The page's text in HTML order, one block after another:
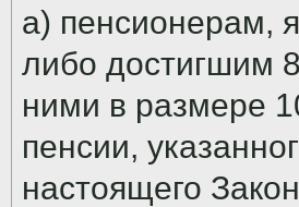
а) пенсионерам,
либо достигшим
ними в размере
пенсии,
настоящего